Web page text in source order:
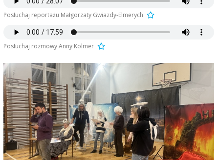
Posłuchaj reportażu Małgorzaty Gwiazdy-Elmerych
Posłuchaj rozmowy Anny Kolmer